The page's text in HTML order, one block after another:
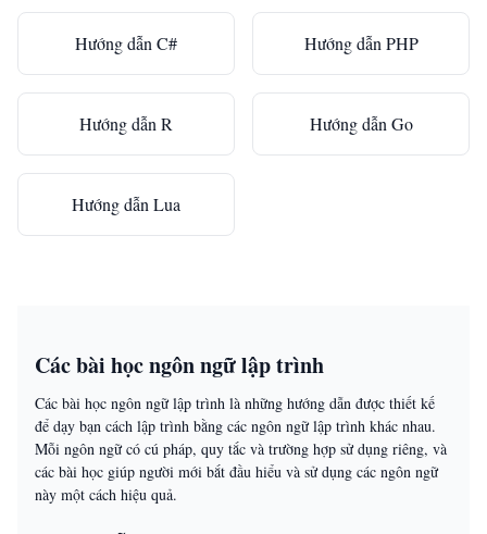
Hướng dẫn C# Hướng dẫn PHP
Hướng dẫn R Hướng dẫn Go
Hướng dẫn Lua
Các bài học ngôn ngữ lập trình
Các bài học ngôn ngữ lập trình là những hướng dẫn được thiết kế
để dạy bạn cách lập trình bằng các ngôn ngữ lập trình khác nhau.
Mỗi ngôn ngữ có cú pháp, quy tắc và trường hợp sử dụng riêng, và
các bài học giúp người mới bắt đầu hiểu và sử dụng các ngôn ngữ
này một cách hiệu quả.